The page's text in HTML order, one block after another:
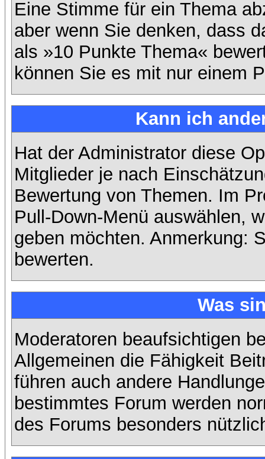
Eine Stimme für ein Thema
aber wenn Sie denken, dass
als »10 Punkte Thema«
können Sie es mit nur einem
Kann ich
Hat der Administrator diese
Mitglieder je nach
Bewertung von Themen. Im
Pull-Down-Menü auswählen,
geben möchten. Anmerkung:
bewerten.
Was
Moderatoren beaufsichtigen
Allgemeinen die Fähigkeit
führen auch andere
bestimmtes Forum werden
des Forums besonders